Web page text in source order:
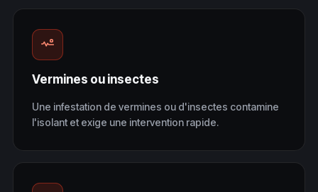
Vermines ou insectes
Une infestation de vermines ou d'insectes contamine
l'isolant et exige une intervention rapide.